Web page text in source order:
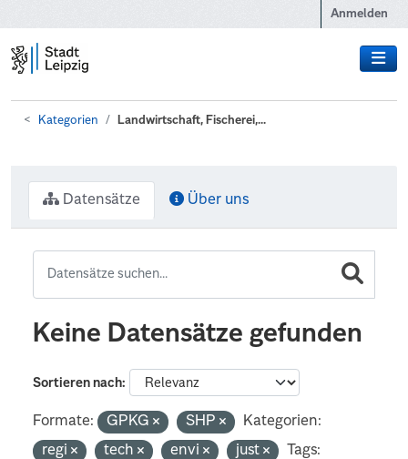
Anmelden
Kategorien Landwirtschaft, Fischerei,...
Datensätze Über uns
Keine Datensätze gefunden
Sortieren nach
Formate: GPKG SHP
Kategorien:
regi
tech envi just
Tags: